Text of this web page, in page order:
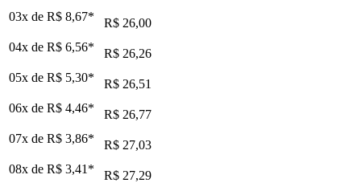
03x de R$ 8,67*
R$ 26,00
04x de R$ 6,56*
R$ 26,26
05x de R$ 5,30*
R$ 26,51
06x de R$ 4,46*
R$ 26,77
07x de R$ 3,86*
R$ 27,03
08x de R$ 3,41 *
R$ 27,29